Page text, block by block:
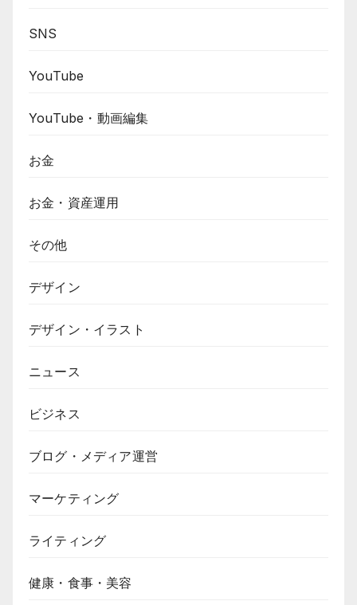
SNS
YouTube
YouTube・動画編集
お金
お金・資産運用
その他
デザイン
デザイン・イラスト
ニュース
ビジネス
ブログ・メディア運営
マーケティング
ライティング
健康・食事・美容